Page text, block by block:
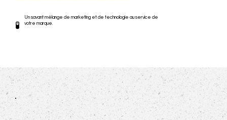
🧪
Un savant mélange de marketing et de technologie au service de
votre marque.